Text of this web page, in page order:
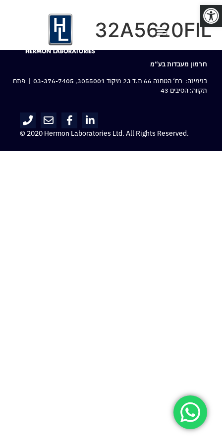
פתח סרגל נגישות
32A5620FIL
חרמון מעבדות בע“מ
בנימינה: רח‘ הטחנה 66 ת.ד 23 מיקוד 3055001,
03-376-7405 | פתח
תקווה: הסיבים 43
© 2020 Hermon Laboratories Ltd. All Rights Reserved.